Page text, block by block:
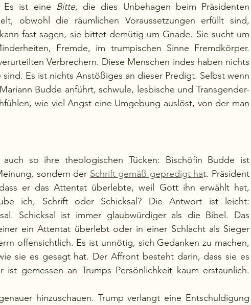
Es ist eine Bitte, die dies Unbehagen beim Präsidenten
obwohl die räumlichen Voraussetzungen erfüllt sind,
fast sagen, sie bittet demütig um Gnade. Sie sucht um
Fremde, im trumpischen Sinne Fremdkörper.
Verbrechern. Diese Menschen indes haben nichts
Es ist nichts Anstößiges an dieser Predigt. Selbst wenn
Budde anführt, schwule, lesbische und Transgender-
wie viel Angst eine Umgebung auslöst, von der man
so ihre theologischen Tücken: Bischöfin Budde ist
sondern der Schrift gemäß gepredigt ha
dass er das Attentat überlebte, weil Gott ihn erwählt hat,
ich, Schrift oder Schicksal? Die Antwort ist leicht:
Schicksal ist immer glaubwürdiger als die Bibel. Das
ein Attentat überlebt oder in einer Schlacht als Sieger
offensichtlich. Es ist unnötig, sich Gedanken zu machen,
sie es gesagt hat. Der Affront besteht darin, dass sie es
gemessen an Trumps Persönlichkeit kaum erstaunlich.
hinzuschauen. Trump verlangt eine Entschuldigung